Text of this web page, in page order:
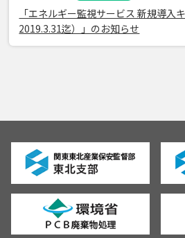
「エネルギー監視サービス 新規導入
2019.3.31迄）」のお知らせ